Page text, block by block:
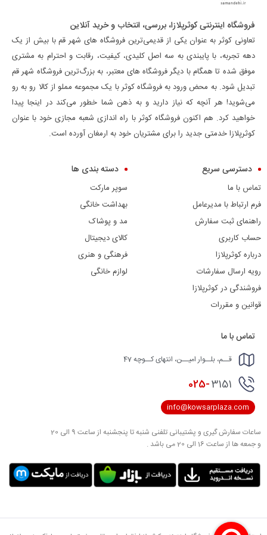
فروشگاه اینترنتی کوثرپلازا، بررسی، انتخاب و خرید آنلاین
تعاونی کوثر به عنوان یکی از قدیمی‌ترین فروشگاه های شهر قم با بیش از یک
دهه تجربه، با پایبندی به سه اصل کلیدی، کیفیت، رقابت و احترام به مشتری
موفق شده تا همگام با دیگر فروشگاه های معتبر، به بزرگ‌ترین فروشگاه شهر قم
تبدیل شود. به محض ورود به فروشگاه کوثر با یک مجموعه مملو از کالا رو به رو
می‌شوید! هر آنچه که نیاز دارید و به ذهن شما خطور می‌کند در اینجا پیدا
خواهید کرد. هم اکنون فروشگاه کوثر با راه اندازی شعبه مجازی خود با عنوان
کوثرپلازا خدمتی جدید را برای مشتریان خود به ارمغان آورده است.
دسترسی سریع
تماس با ما
فرم ارتباط با مدیرعامل
راهنمای ثبت سفارش
حساب کاربری
درباره کوثرپلازا
رویه ارسال سفارشات
فروشندگی در کوثرپلازا
قوانین و مقررات
دسته بندی ها
سوپر مارکت
بهداشت خانگی
مد و پوشاک
کالای دیجیتال
فرهنگی و هنری
لوازم خانگی
تماس با ما
قــم، بلــوار امیــن، انتهای کــوچه 47
025-3151
info@kowsarplaza.com
ساعات سفارش گیری و پشتیبانی تلفنی شنبه تا پنجشنبه از ساعت 9 الی 20
و جمعه ها از ساعت 16 الی 20 می باشد .